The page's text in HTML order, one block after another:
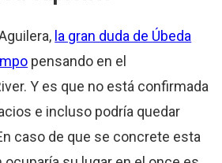
la gran duda de Úbeda
pensando en el
Y es que no está confirmada
e incluso podría quedar
caso de que se concrete esta